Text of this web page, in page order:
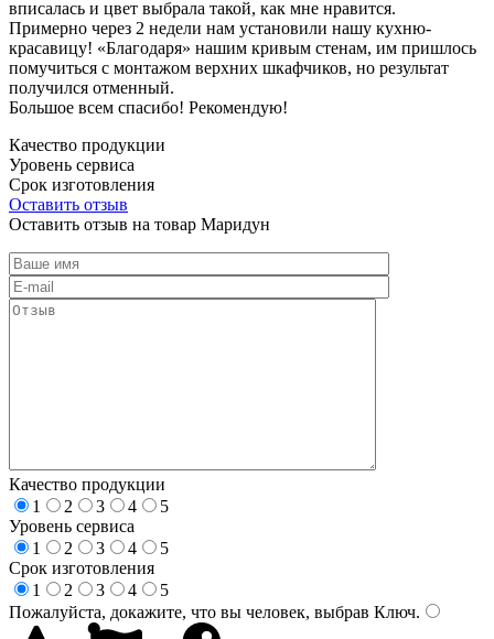
вписалась и цвет выбрала такой, как мне нравится.
Примерно через 2 недели нам установили нашу кухню-
красавицу! «Благодаря» нашим кривым стенам, им пришлось
помучиться с монтажом верхних шкафчиков, но результат
получился отменный.
Большое всем спасибо! Рекомендую!
Качество продукции
Уровень сервиса
Срок изготовления
Оставить отзыв
Оставить отзыв на товар Маридун
Качество продукции
1
2 3 4
5
Уровень сервиса
1
2 3 4
5
Срок изготовления
1
2 3 4
5
Пожалуйста, докажите, что вы человек, выбрав Ключ.